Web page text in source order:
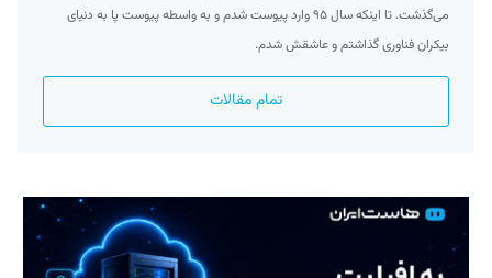
می‌گذشت. تا اینکه سال ۹۵ وارد پیوست شدم و به واسطه پیوست پا به دنیای
بیکران فناوری گذاشتم و عاشقش شدم.
تمام مقالات